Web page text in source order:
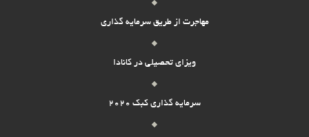
مهاجرت از طریق سرمایه گذاری
ویزای تحصیلی در کانادا
سرمایه گذاری کبک 2020